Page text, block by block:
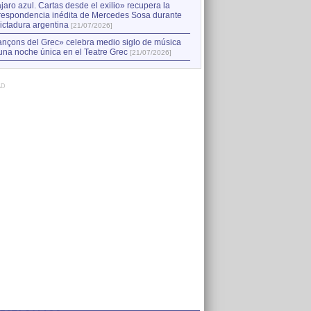
azul. Cartas desde el exilio» recupera la
inédita de Mercedes Sosa durante
argentina [21/07/2026]
del Grec» celebra medio siglo de música
noche única en el Teatre Grec [21/07/2026]